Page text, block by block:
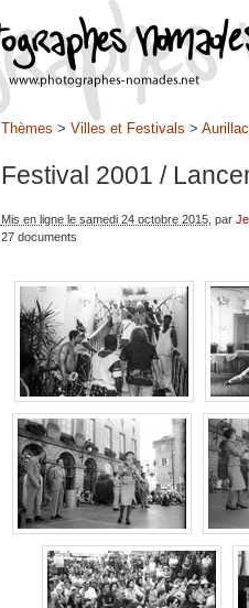
Thèmes > Villes et Festivals >
Festival 2001 /
Mis en ligne le samedi 24 octobre 2015, par
27 documents